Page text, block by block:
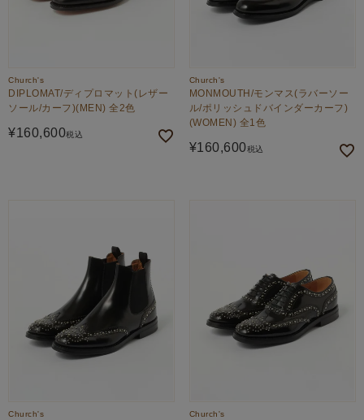
Church's
DIPLOMAT/ディプロマット(レザー
ソール/カーフ)(MEN) 全2色
¥160,600税込
Church's
MONMOUTH/モンマス(ラバーソー
ル/ポリッシュドバインダーカーフ)
(WOMEN) 全1色
¥160,600税込
Church's Church's